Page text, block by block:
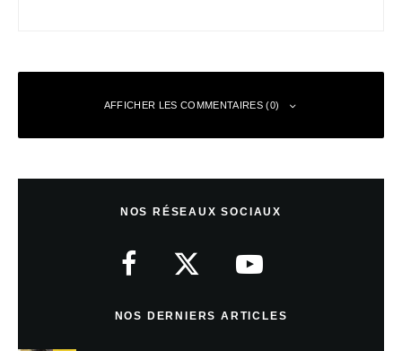
AFFICHER LES COMMENTAIRES (0)
NOS RÉSEAUX SOCIAUX
NOS DERNIERS ARTICLES